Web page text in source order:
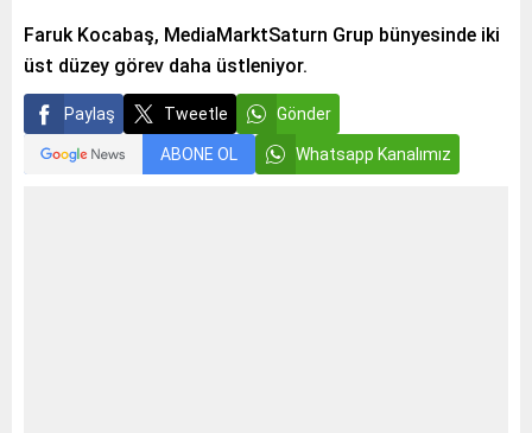
Faruk Kocabaş, MediaMarktSaturn Grup bünyesinde iki
üst düzey görev daha üstleniyor.
Paylaş Tweetle Gönder
ABONE OL Whatsapp Kanalımız